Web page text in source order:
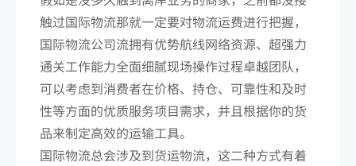
触过国际物流那就一定要对物流运费进行把握，
国际物流公司流拥有优势航线网络资源、超强力
通关工作能力全面细腻现场操作过程卓越团队，
可以考虑到消费者在价格、持仓、可靠性和及时
性等方面的优质服务项目需求，并且根据你的货
品来制定高效的运输工具。
国际物流总会涉及到货运物流，这二种方式有着